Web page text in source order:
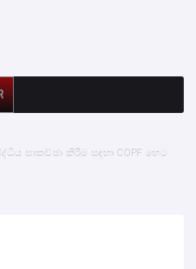
සාකච්ඡා කිරීම සඳහා COPF හෙට